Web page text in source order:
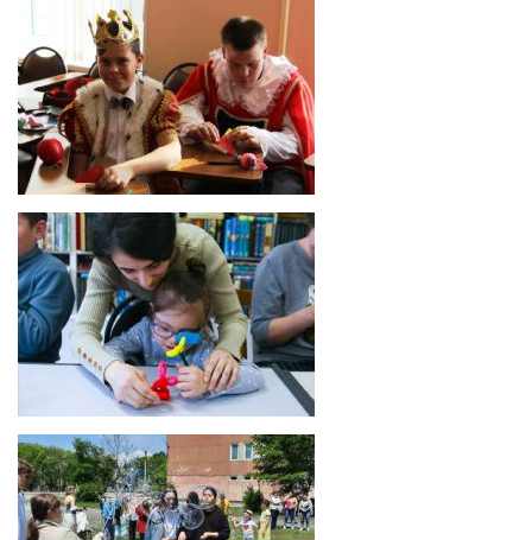
Проект «Мы вместе»
Благотворительный бал "Мелодия души"
Мастер-классы для особенных людей
200
1000 2000
10000